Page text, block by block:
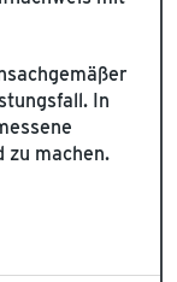
In
zu machen.